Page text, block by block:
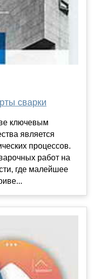
сварки
ключевым
является
процессов.
работ на
где малейшее